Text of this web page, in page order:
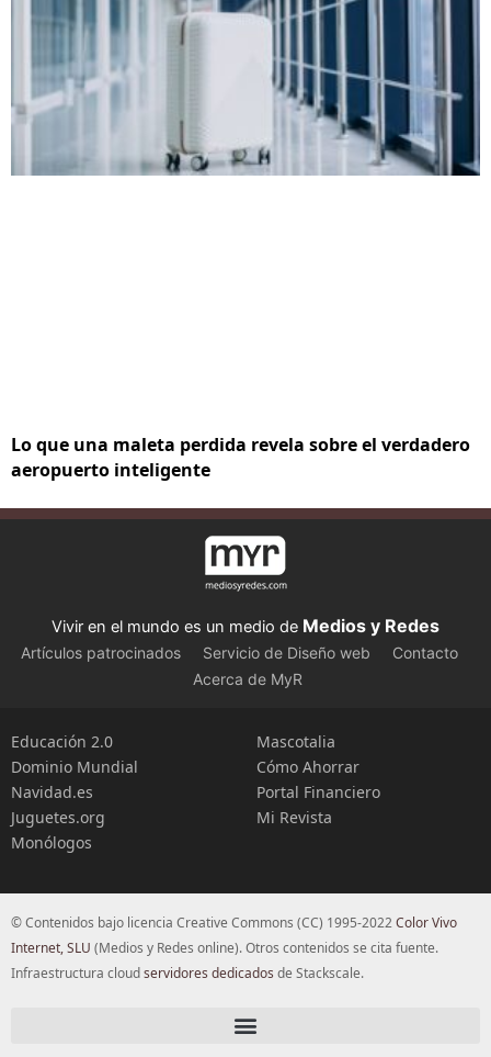
Lo que una maleta perdida revela sobre el verdadero
aeropuerto inteligente
Vivir en el mundo es un medio de Medios y Redes
Artículos patrocinados Servicio de Diseño web
Contacto
Acerca de MyR
Educación 2.0
Dominio Mundial
Navidad.es
Juguetes.org
Monólogos
Mascotalia
Cómo Ahorrar
Portal Financiero
Mi Revista
© Contenidos bajo licencia Creative Commons (CC) 1995-2022Color Vivo
Internet, SLU (Medios y Redes online). Otros contenidos se cita fuente.
Infraestructura cloudservidores dedicados de Stackscale.